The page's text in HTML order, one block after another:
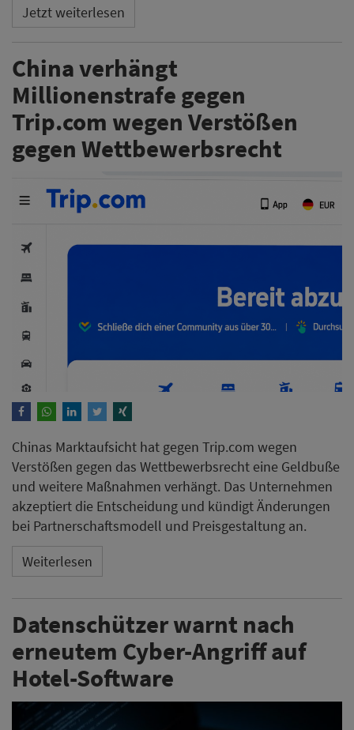
Jetzt weiterlesen
China verhängt
Millionenstrafe gegen
Trip.com wegen Verstößen
gegen Wettbewerbsrecht
Chinas Marktaufsicht hat gegen Trip.com wegen
Verstößen gegen das Wettbewerbsrecht eine Geldbuße
und weitere Maßnahmen verhängt. Das Unternehmen
akzeptiert die Entscheidung und kündigt Änderungen
bei Partnerschaftsmodell und Preisgestaltung an.
Weiterlesen
Datenschützer warnt nach
erneutem Cyber-Angriff auf
Hotel-Software